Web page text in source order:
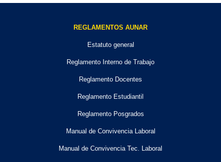
REGLAMENTOS AUNAR
Estatuto general
Reglamento Interno de Trabajo
Reglamento Docentes
Reglamento Estudiantil
Reglamento Posgrados
Manual de Convivencia Laboral
Manual de Convivencia Tec. Laboral